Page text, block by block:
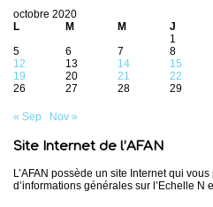
octobre 2020
L
M M J
1
5
6 7 8
12
13 14 15
19
20 21 22
26
27 28 29
« Sep Nov »
Site Internet de l’AFAN
L’AFAN possède un site Internet qui
d’informations générales sur l’Echelle N